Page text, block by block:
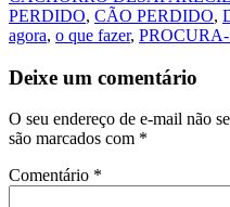
PERDIDO, CÃO PERDIDO,
agora, o que fazer,
Deixe um comentário
O seu endereço de e-mail não
são marcados com *
Comentário *